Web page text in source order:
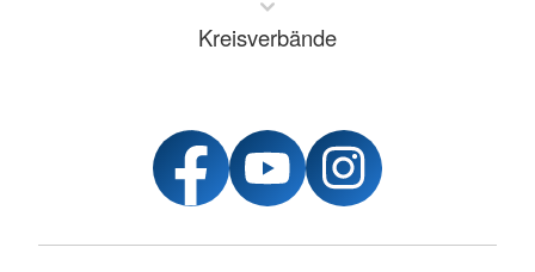
Kreisverbände